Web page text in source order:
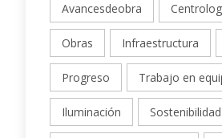
Avancesdeobra
Obras Infraestructura
Progreso Trabajo en
Iluminación Sostenibilidad